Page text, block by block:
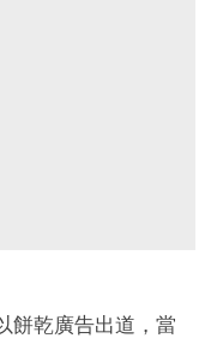
餅乾廣告出道，當